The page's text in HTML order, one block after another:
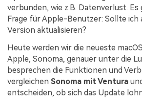
verbunden, wie z.B. Datenverlust. Es
Frage für Apple-Benutzer: Sollte ich
Version aktualisieren?
Heute werden wir die neueste
Apple, Sonoma, genauer unter die
besprechen die Funktionen und
vergleichen Sonoma mit Ventura
entscheiden, ob sich das Update